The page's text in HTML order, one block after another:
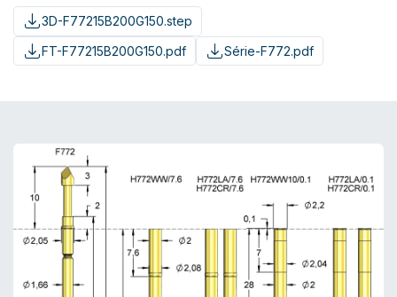
3D-F77215B200G150.step
FT-F77215B200G150.pdf
Série-F772.pdf